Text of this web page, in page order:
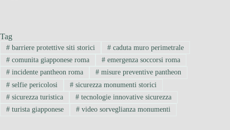
Tag
#barriere protettive siti storici #caduta muro perimetrale
#comunita giapponese roma #emergenza soccorsi roma
#incidente pantheon roma #misure preventive pantheon
#selfie pericolosi #sicurezza monumenti storici
#sicurezza turistica #tecnologie innovative sicurezza
#turista giapponese #video sorveglianza monumenti